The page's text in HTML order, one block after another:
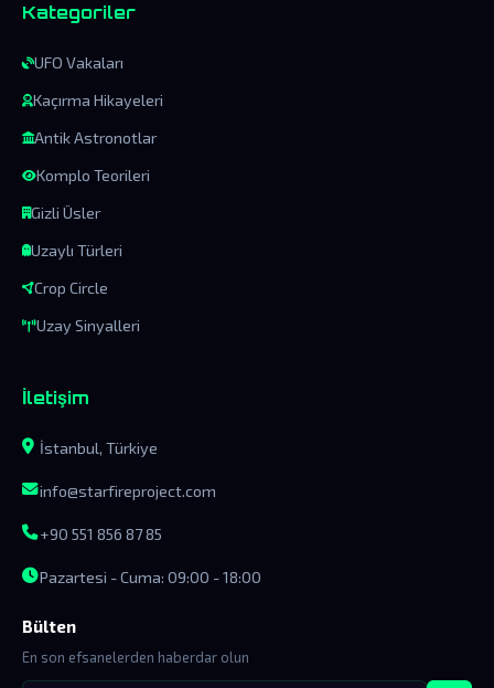
Kategoriler
UFO Vakaları
Kaçırma Hikayeleri
Antik Astronotlar
Komplo Teorileri
Gizli Üsler
Uzaylı Türleri
Crop Circle
Uzay Sinyalleri
İletişim
İstanbul, Türkiye
info@starfireproject.com
+90 551 856 87 85
Pazartesi - Cuma: 09:00 - 18:00
Bülten
En son efsanelerden haberdar olun